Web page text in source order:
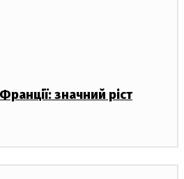
значний ріст